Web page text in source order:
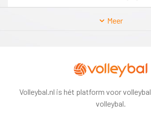
Meer
Volleybal.nl is hét platform voor
volleybal.